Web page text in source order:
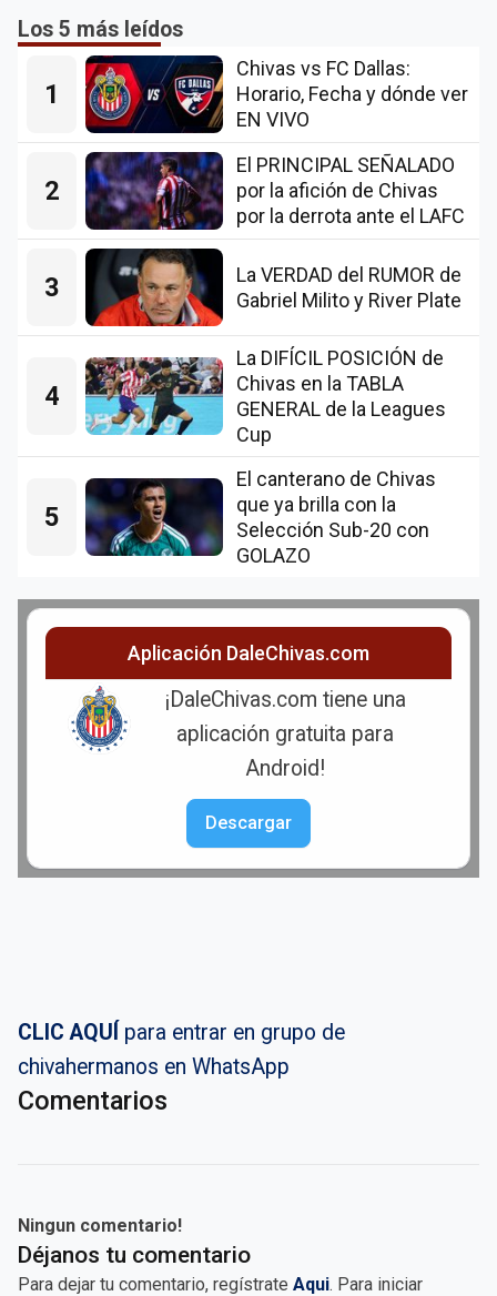
Los 5 más leídos
1
Chivas vs FC Dallas:
Horario, Fecha y dónde ver
EN VIVO
2
El PRINCIPAL SEÑALADO
por la afición de Chivas
por la derrota ante el LAFC
3
La VERDAD del RUMOR de
Gabriel Milito y River Plate
4
La DIFÍCIL POSICIÓN de
Chivas en la TABLA
GENERAL de la Leagues
Cup
5
El canterano de Chivas
que ya brilla con la
Selección Sub-20 con
GOLAZO
Aplicación DaleChivas.com
¡DaleChivas.com tiene una
aplicación gratuita para
Android!
Descargar
CLIC AQUÍ para entrar en grupo de
chivahermanos en WhatsApp
Comentarios
Ningun comentario!
Déjanos tu comentario
Para dejar tu comentario, regístrate Aqui. Para iniciar